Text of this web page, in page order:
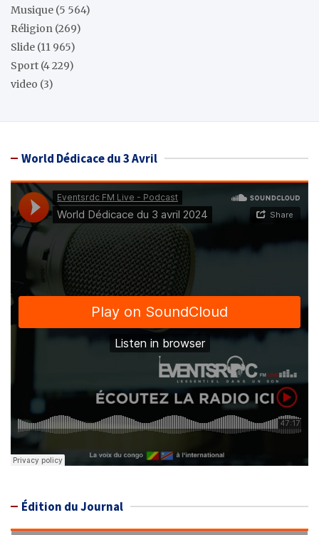
Musique (5 564)
Réligion (269)
Slide (11 965)
Sport (4 229)
video (3)
World Dédicace du 3 Avril
Édition du Journal